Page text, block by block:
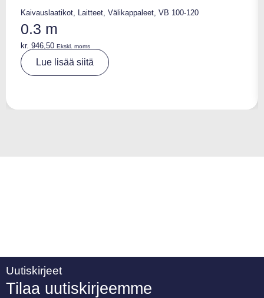
Kaivauslaatikot, Laitteet, Välikappaleet, VB 100-120
0.3 m
kr. 946,50 Ekskl. moms
Lue lisää siitä
Uutiskirjeet
Tilaa uutiskirjeemme